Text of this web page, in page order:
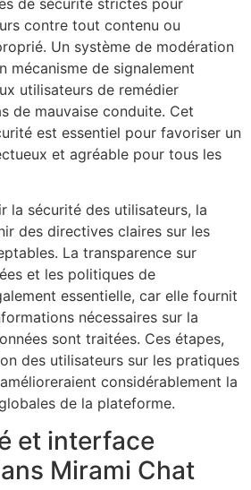
contre tout contenu ou
Un système de modération
mécanisme de signalement
utilisateurs de remédier
de mauvaise conduite. Cet
est essentiel pour favoriser un
et agréable pour tous les
la sécurité des utilisateurs, la
des directives claires sur les
La transparence sur
et les politiques de
essentielle, car elle fournit
nécessaires sur la
sont traitées. Ces étapes,
des utilisateurs sur les pratiques
considérablement la
de la plateforme.
et interface
Mirami Chat